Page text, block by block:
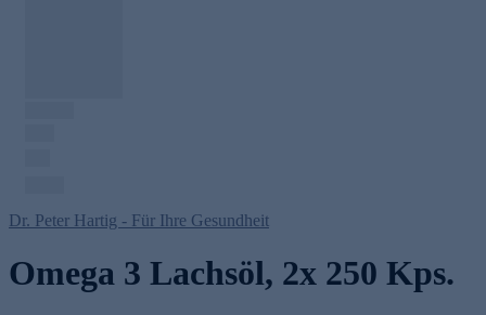
Dr. Peter Hartig - Für Ihre Gesundheit
Omega 3 Lachsöl, 2x 250 Kps.